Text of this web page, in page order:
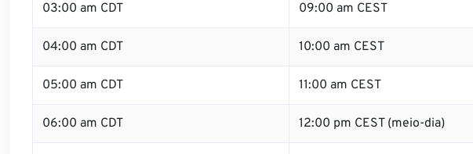
03:00 am CDT 09:00 am CEST
04:00 am CDT 10:00 am CEST
05:00 am CDT 11:00 am CEST
06:00 am CDT 12:00 pm CEST (meio-dia)